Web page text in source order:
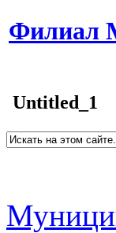
Филиал
Untitled_1